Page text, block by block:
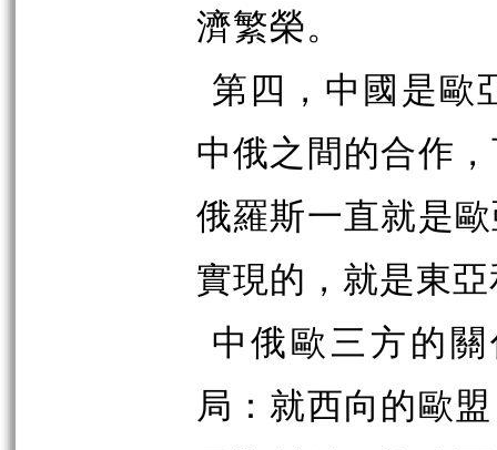
濟繁榮。
第四，中國是歐
中俄之間的合作
俄羅斯一直就是
實現的，就是東
中俄歐三方的
局：就西向的歐